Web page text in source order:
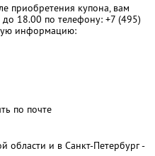
приобретения купона, вам
18.00 по телефону: +7 (495)
информацию:
по почте
области и в Санкт-Петербург -